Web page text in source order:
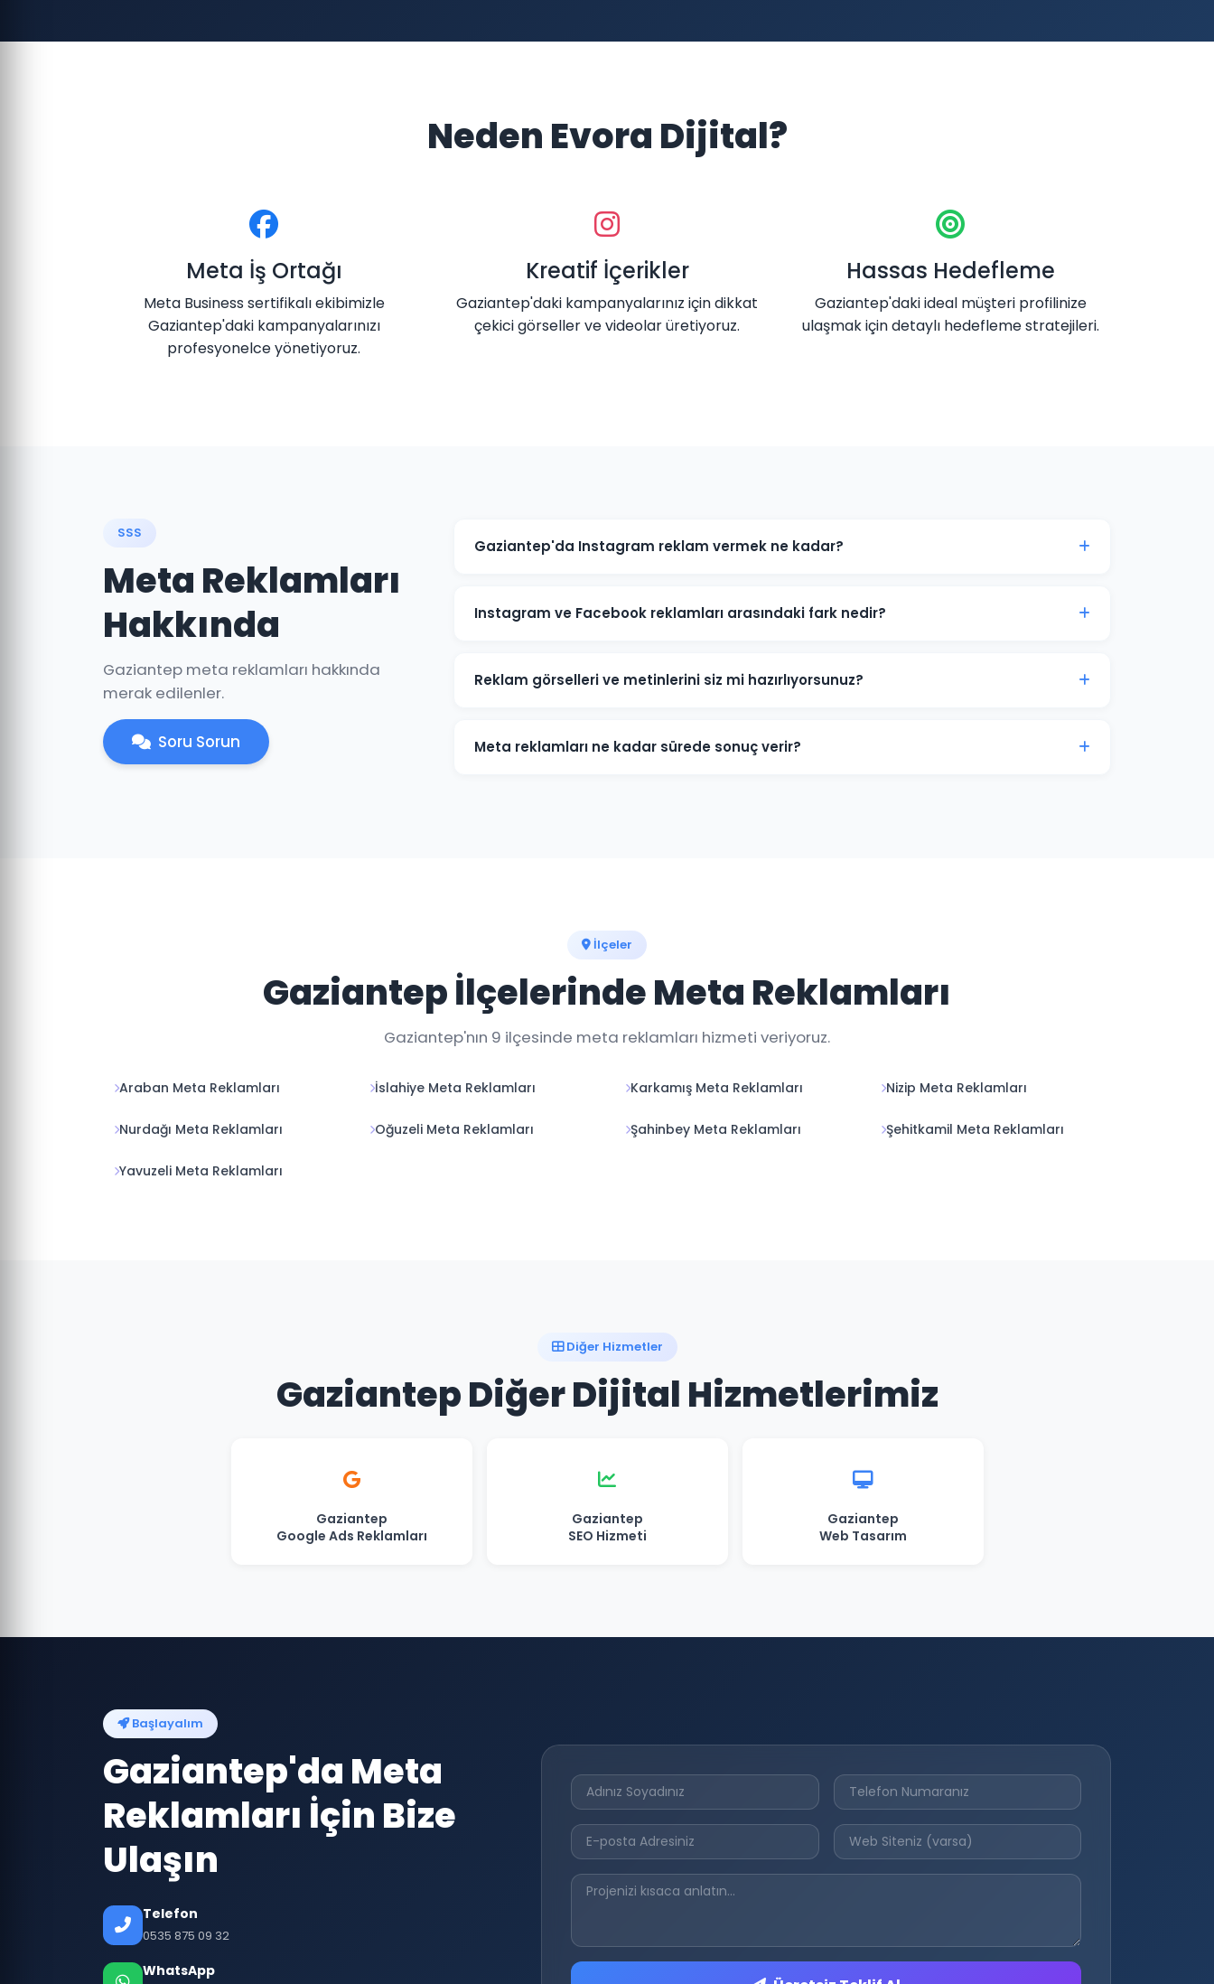
Neden Evora Dijital?
Meta İş Ortağı
Meta Business sertifikalı ekibimizle
Gaziantep'daki kampanyalarınızı
profesyonelce yönetiyoruz.
Kreatif İçerikler
Gaziantep'daki kampanyalarınız için dikkat
çekici görseller ve videolar üretiyoruz.
Hassas Hedefleme
Gaziantep'daki ideal müşteri profilinize
ulaşmak için detaylı hedefleme stratejileri.
SSS
Meta Reklamları
Hakkında
Gaziantep meta reklamları hakkında
merak edilenler.
Soru Sorun
Gaziantep'da Instagram reklam vermek ne kadar?
için günlük 50 TL'den başlayan bütçelerle etkili kampanyalar oluşturulabilir.
Instagram ve Facebook reklamları arasındaki fark nedir?
kitlenizin hangi platformda daha aktif olduğuna göre bütçe dağılımı yapıyoruz.
Reklam görselleri ve metinlerini siz mi hazırlıyorsunuz?
metinleri hazırlıyoruz.
Meta reklamları ne kadar sürede sonuç verir?
İlçeler
Gaziantep İlçelerinde Meta Reklamları
Gaziantep'nın 9 ilçesinde meta reklamları hizmeti veriyoruz.
Araban Meta Reklamları İslahiye Meta Reklamları Karkamış Meta Reklamları Nizip Meta Reklamları
Nurdağı Meta Reklamları Oğuzeli Meta Reklamları Şahinbey Meta Reklamları Şehitkamil Meta Reklamları
Yavuzeli Meta Reklamları
Diğer Hizmetler
Gaziantep Diğer Dijital Hizmetlerimiz
Gaziantep
Google Ads Reklamları
Gaziantep
SEO Hizmeti
Gaziantep
Web Tasarım
Başlayalım
Gaziantep'da Meta
Reklamları İçin Bize
Ulaşın
Telefon
0535 875 09 32
WhatsApp